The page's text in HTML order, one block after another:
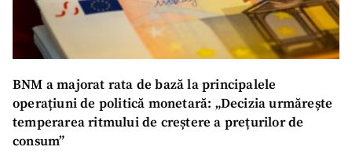
BNM a majorat rata de bază la principalele
operațiuni de politică monetară: „Decizia urmărește
temperarea ritmului de creștere a prețurilor de
consum”